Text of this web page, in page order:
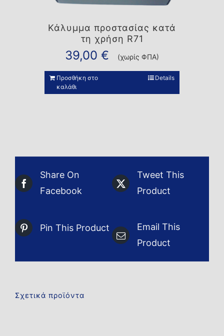
Κάλυμμα προστασίας κατά
τη χρήση R71
39,00 € (χωρίς ΦΠΑ)
Προσθήκη στο
καλάθι
Details
Share On
Facebook
Tweet This
Product
Pin This Product
Email This
Product
Σχετικά προϊόντα